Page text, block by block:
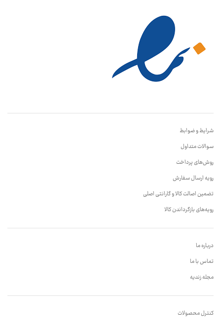
شرایط و ضوابط
سوالات متداول
روش‌های پرداخت
رویه ارسال سفارش
تضمین اصالت کالا و گارانتی اصلی
رویه‌های بازگرداندن کالا
درباره ما
تماس با ما
مجله زندیه
کنترل محصولات